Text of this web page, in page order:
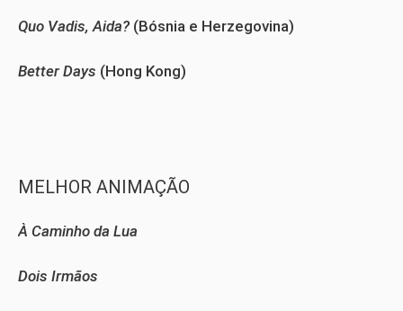
Quo Vadis, Aida? (Bósnia e Herzegovina)
Better Days (Hong Kong)
MELHOR ANIMAÇÃO
À Caminho da Lua
Dois Irmãos